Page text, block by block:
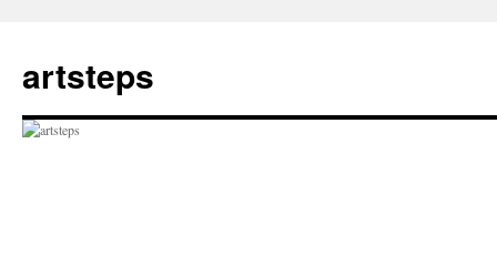
springen
artsteps